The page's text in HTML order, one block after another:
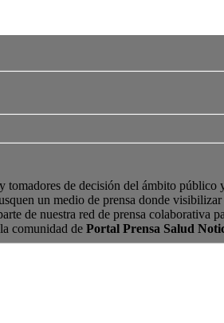
tomadores de decisión del ámbito público
un medio de prensa donde visibilizar
de nuestra red de prensa colaborativa
comunidad de Portal Prensa Salud